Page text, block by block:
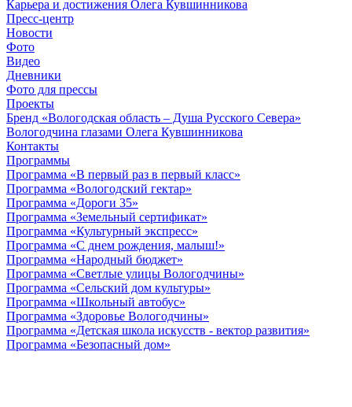
Карьера и достижения Олега Кувшинникова
Пресс-центр
Новости
Фото
Видео
Дневники
Фото для прессы
Проекты
Бренд «Вологодская область – Душа Русского Севера»
Вологодчина глазами Олега Кувшинникова
Контакты
Программы
Программа «В первый раз в первый класс»
Программа «Вологодский гектар»
Программа «Дороги 35»
Программа «Земельный сертификат»
Программа «Культурный экспресс»
Программа «С днем рождения, малыш!»
Программа «Народный бюджет»
Программа «Светлые улицы Вологодчины»
Программа «Сельский дом культуры»
Программа «Школьный автобус»
Программа «Здоровье Вологодчины»
Программа «Детская школа искусств - вектор развития»
Программа «Безопасный дом»